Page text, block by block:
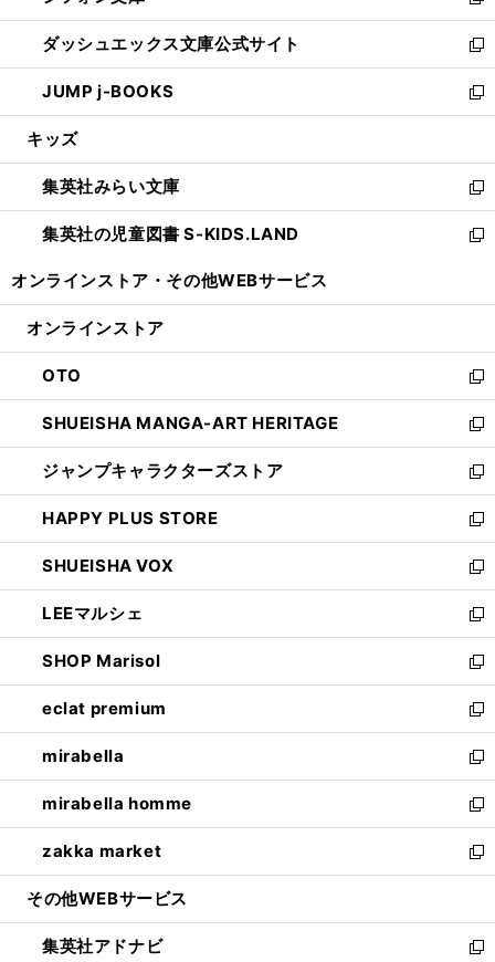
開
く
ン
ド
ウ
で
開
ウ
ィ
ン
ド
ウ
開
く
し
い
ウ
ィ
ン
ウ
で
開
く
ダッシュエックス文庫公式サイト
新
し
い
ウ
ン
ド
ウ
で
JUMP j-BOOKS
新
し
ウ
ィ
ン
ド
開
キッズ
集英社みらい文庫
新
し
い
ン
ウ
で
開
く
集英社の児童図書 S-KIDS.LAND
新
ウ
ン
ド
ウ
で
開
く
オンラインストア・ その他WEBサービス
オンラインストア
OTO
新
し
い
ウ
ィ
ン
ド
ウ
で
開
く
SHUEISHA MANGA-ART HERITAGE
新
し
い
ウ
ィ
ン
ド
ウ
で
開
く
ジャンプキャラクターズストア
新
し
い
ウ
ィ
ン
ド
ウ
で
開
く
HAPPY PLUS STORE
新
し
い
ウ
ィ
ン
ド
ウ
で
開
く
SHUEISHA VOX
新
し
い
ウ
ィ
ン
ド
ウ
で
開
く
LEEマルシェ
新
し
い
ウ
ィ
ン
ド
ウ
で
開
く
SHOP Marisol
新
し
い
ウ
ィ
ン
ド
ウ
で
開
eclat premium
新
し
い
ウ
ィ
ン
ド
ウ
開
く
mirabella
新
し
い
ウ
ィ
ン
ウ
で
mirabella homme
新
し
い
ウ
ン
ド
zakka market
新
し
ウ
ィ
その他WEBサービス
集英社アドナビ 新